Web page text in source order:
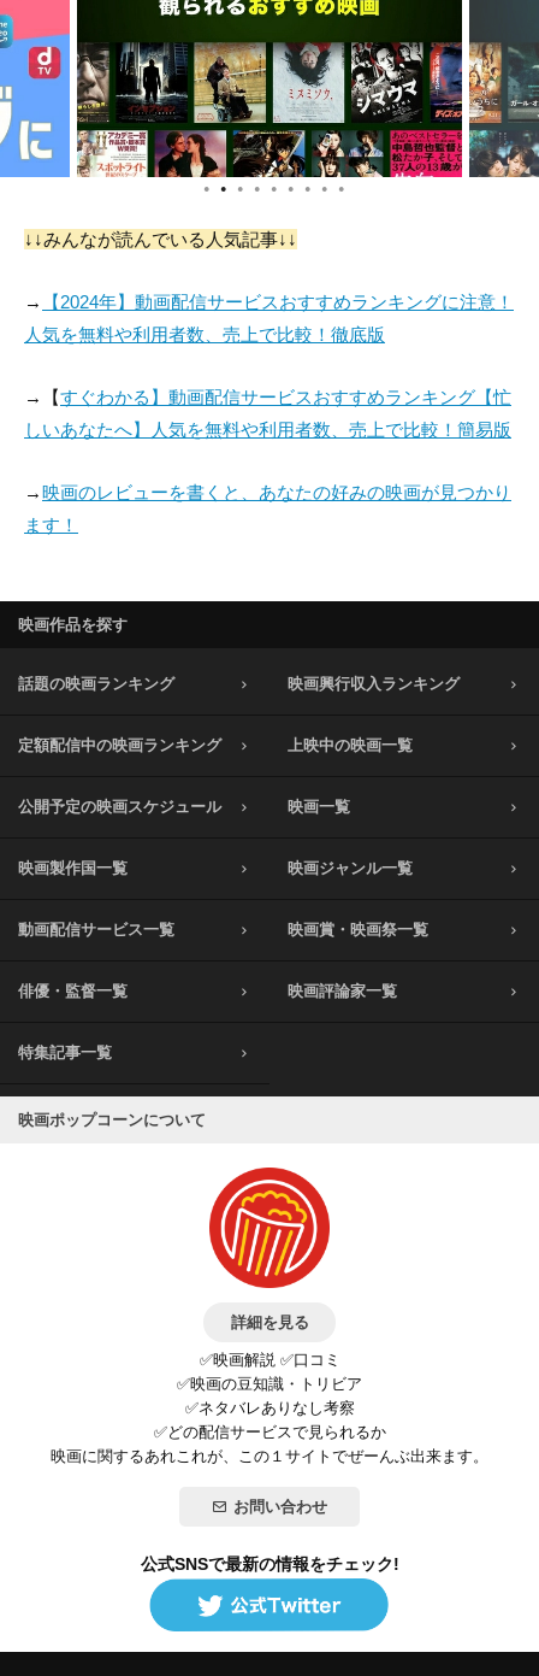
● ● ● ● ● ● ● ● ●
↓↓みんなが読んでいる人気記事↓↓
→
【2024年】動画配信サービスおすすめランキングに注意！
人気を無料や利用者数、売上で比較！徹底版
→【すぐわかる】動画配信サービスおすすめランキング【忙
しいあなたへ】人気を無料や利用者数、売上で比較！簡易版
→映画のレビューを書くと、あなたの好みの映画が見つかり
ます！
映画作品を探す
話題の映画ランキング 映画興行収入ランキング
定額配信中の映画ランキング 上映中の映画一覧
公開予定の映画スケジュール 映画一覧
映画製作国一覧 映画ジャンル一覧
動画配信サービス一覧 映画賞・映画祭一覧
俳優・監督一覧 映画評論家一覧
特集記事一覧
映画ポップコーンについて
詳細を見る
✅映画解説 ✅口コミ
✅映画の豆知識・トリビア
✅ネタバレありなし考察
✅どの配信サービスで見られるか
映画に関するあれこれが、この１サイトでぜーんぶ出来ます。
お問い合わせ
公式SNSで最新の情報をチェック!